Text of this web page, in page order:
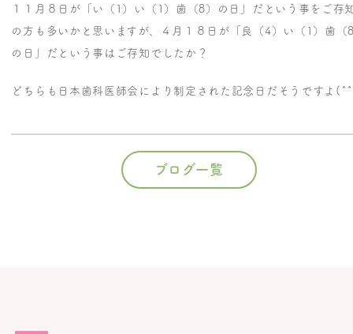
１１月８日が「い（1）い（1）歯（8）の日」だという事をご存
の方も多いかと思いますが、４月１８日が「良（4）い（1）歯（
の日」だという事はご存知でしたか？
どちらも日本歯科医師会により制定された記念日だそうですよ
ブログ一覧